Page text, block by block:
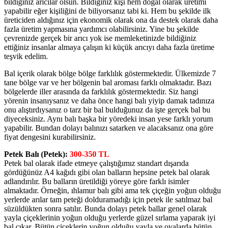
yapabilir eğer kişiliğini de biliyorsanız tabi ki. Hem bu şekilde ilk
üreticiden aldığınız için ekonomik olarak ona da destek olarak daha
fazla üretim yapmasına yardımcı olabilirsiniz. Yine bu şekilde
çevrenizde gerçek bir arıcı yok ise memleketinizde bildiğiniz
ettiğiniz insanlar almaya çalışın ki küçük arıcıyı daha fazla üretime
teşvik edelim.
Bal içerik olarak bölge bölge farklılık göstermektedir. Ülkemizde 7
tane bölge var ve her bölgenin bal aroması farklı olmaktadır. Bazı
bölgelerde iller arasında da farklılık göstermektedir. Siz hangi
yörenin insanıysanız ve daha önce hangi balı yiyip damak tadınıza
onu alıştırdıysanız o tarz bir bal bulduğunuz da işte gerçek bal bu
diyeceksiniz. Aynı balı başka bir yöredeki insan yese farklı yorum
yapabilir. Bundan dolayı balınızı satarken ve alacaksanız ona göre
fiyat dengesini kurabilirsiniz.
Petek Balı (Petek): 300-350 TL
Petek bal olarak ifade etmeye çalıştığımız standart dışarıda
gördüğünüz A4 kağıdı gibi olan balların hepsine petek bal olarak
adlandırılır. Bu balların üretildiği yöreye göre farklı isimler
almaktadır. Örneğin, ıhlamur balı gibi ama tek çiçeğin yoğun olduğu
yerlerde arılar tam peteği dolduramadığı için petek ile satılmaz bal
süzüldükten sonra satılır. Bunda dolayı petek ballar genel olarak
yayla çiçeklerinin yoğun olduğu yerlerde güzel sırlama yaparak iyi